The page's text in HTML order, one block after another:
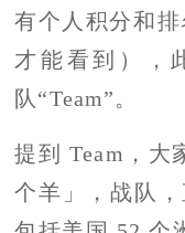
有个人积分和
才能看到），
队“Team”。
提到 Team，大
个羊」，战队